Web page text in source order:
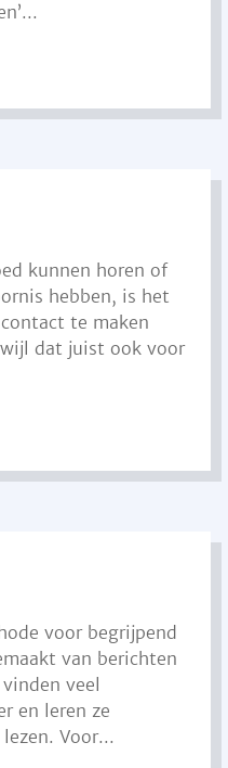
kunnen horen of
hebben, is het
te maken
dat juist ook voor
voor begrijpend
van berichten
veel
en leren ze
Voor...